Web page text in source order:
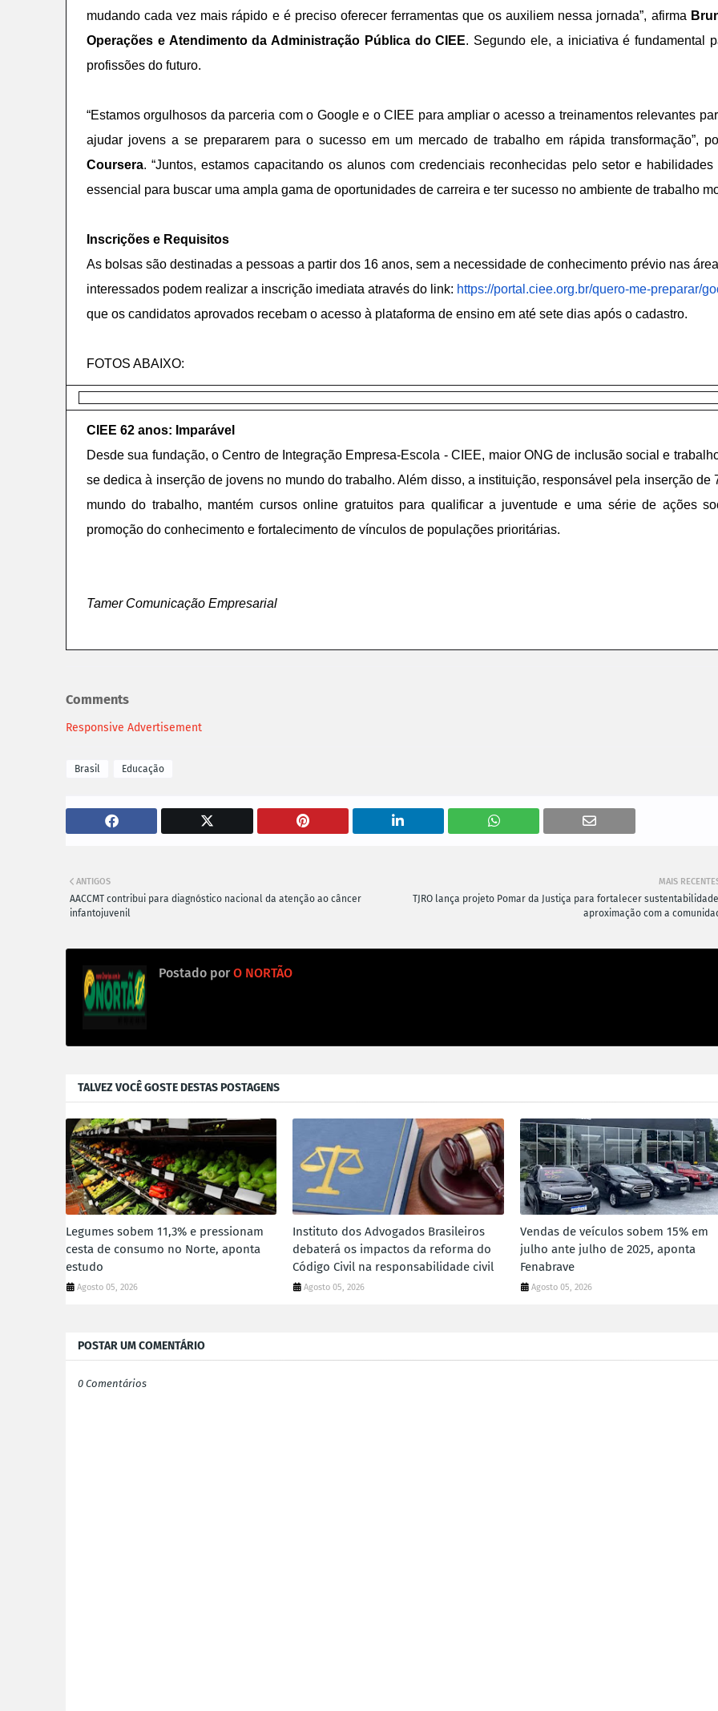
mudando cada vez mais rápido e é preciso oferecer ferramentas que os auxiliem nessa jornada”, afirma
Operações e Atendimento da Administração Pública do CIEE. Segundo ele, a iniciativa é fundamental
profissões do futuro.
“Estamos orgulhosos da parceria com o Google e o CIEE para ampliar o acesso a treinamentos relevantes
ajudar jovens a se prepararem para o sucesso em um mercado de trabalho em rápida transformação”,
Coursera. “Juntos, estamos capacitando os alunos com credenciais reconhecidas pelo setor e habilidades
essencial para buscar uma ampla gama de oportunidades de carreira e ter sucesso no ambiente de trabalho
Inscrições e Requisitos
As bolsas são destinadas a pessoas a partir dos 16 anos, sem a necessidade de conhecimento prévio nas
interessados podem realizar a inscrição imediata através do link: https://portal.ciee.org.br/quero-me-preparar/
que os candidatos aprovados recebam o acesso à plataforma de ensino em até sete dias após o cadastro.
FOTOS ABAIXO:
CIEE 62 anos: Imparável
Desde sua fundação, o Centro de Integração Empresa-Escola - CIEE, maior ONG de inclusão social e
se dedica à inserção de jovens no mundo do trabalho. Além disso, a instituição, responsável pela inserção de
mundo do trabalho, mantém cursos online gratuitos para qualificar a juventude e uma série de ações
promoção do conhecimento e fortalecimento de vínculos de populações prioritárias.
Tamer Comunicação Empresarial
Comments
Responsive Advertisement
Brasil Educação
MAIS
TJRO lança projeto Pomar da Justiça para fortalecer
aproximação com a
ANTIGOS
AACCMT contribui para diagnóstico nacional da atenção ao câncer
infantojuvenil
Postado por O NORTÃO
TALVEZ VOCÊ GOSTE DESTAS POSTAGENS
Legumes sobem 11,3% e pressionam
cesta de consumo no Norte, aponta
estudo
Agosto 05, 2026
Instituto dos Advogados Brasileiros
debaterá os impactos da reforma do
Código Civil na responsabilidade civil
Agosto 05, 2026
Vendas de veículos sobem 15% em
julho ante julho de 2025, aponta
Fenabrave
Agosto 05, 2026
POSTAR UM COMENTÁRIO
0 Comentários